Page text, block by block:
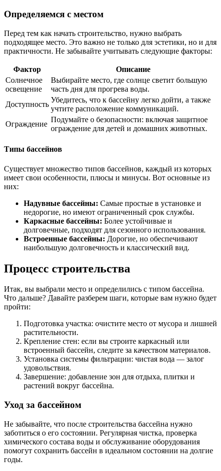
Определяемся с местом
Перед тем как начать строительство, нужно выбрать
подходящее место. Это важно не только для эстетики, но и для
практичности. Не забывайте учитывать следующие факторы:
Фактор
Описание
Солнечное
освещение
Выбирайте место, где солнце светит большую
часть дня для прогрева воды.
Доступность
Убедитесь, что к бассейну легко дойти, а также
учтите расположение коммуникаций.
Ограждение
Подумайте о безопасности: включая защитное
ограждение для детей и домашних животных.
Типы бассейнов
Существует множество типов бассейнов, каждый из которых
имеет свои особенности, плюсы и минусы. Вот основные из
них:
Надувные бассейны: Самые простые в установке и
недорогие, но имеют ограниченный срок службы.
Каркасные бассейны: Более устойчивые и
долговечные, подходят для сезонного использования.
Встроенные бассейны: Дорогие, но обеспечивают
наибольшую долговечность и классический вид.
Процесс строительства
Итак, вы выбрали место и определились с типом бассейна.
Что дальше? Давайте разберем шаги, которые вам нужно будет
пройти:
Подготовка участка: очистите место от мусора и лишней
растительности.
Крепление стен: если вы строите каркасный или
встроенный бассейн, следите за качеством материалов.
Установка системы фильтрации: чистая вода — залог
удовольствия.
Завершение: добавление зон для отдыха, плитки и
растений вокруг бассейна.
Уход за бассейном
Не забывайте, что после строительства бассейна нужно
заботиться о его состоянии. Регулярная чистка, проверка
химического состава воды и обслуживание оборудования
помогут сохранить бассейн в идеальном состоянии на долгие
годы.